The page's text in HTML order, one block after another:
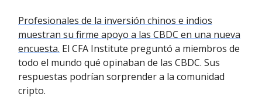
Profesionales de la inversión chinos e indios
muestran su firme apoyo a las CBDC en una nueva
encuesta. El CFA Institute preguntó a miembros de
todo el mundo qué opinaban de las CBDC. Sus
respuestas podrían sorprender a la comunidad
cripto.